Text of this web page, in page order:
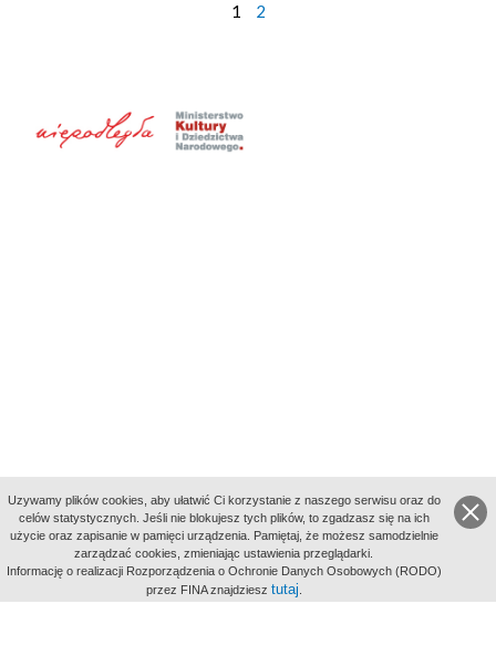
1 2
aktywności
Uzywamy plików cookies, aby ułatwić Ci korzystanie z naszego serwisu oraz do
celów statystycznych. Jeśli nie blokujesz tych plików, to zgadzasz się na ich
użycie oraz zapisanie w pamięci urządzenia. Pamiętaj, że możesz samodzielnie
zarządzać cookies, zmieniając ustawienia przeglądarki.
Informację o realizacji Rozporządzenia o Ochronie Danych Osobowych (RODO)
przez FINA znajdziesz tutaj